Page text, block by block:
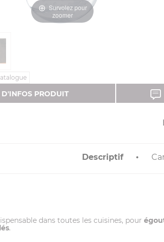
Survolez pour
zoomer
D'INFOS PRODUIT
Descriptif
dans toutes les cuisines, pour
.